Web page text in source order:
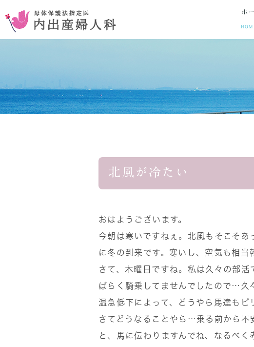
ホ
コンセプト
お腹を切らない手術 妊娠中絶
おりものの異常
お悩み事
北風が冷たい
おはようございます。
今朝は寒いですねぇ。北風もそこそ
に冬の到来です。寒いし、空気も相当
さて、木曜日ですね。私は久々の部
ばらく騎乗してませんでしたので…久
温急低下によって、どうやら馬達もピ
さてどうなることやら…乗る前から
と、馬に伝わりますんでね、なるべ